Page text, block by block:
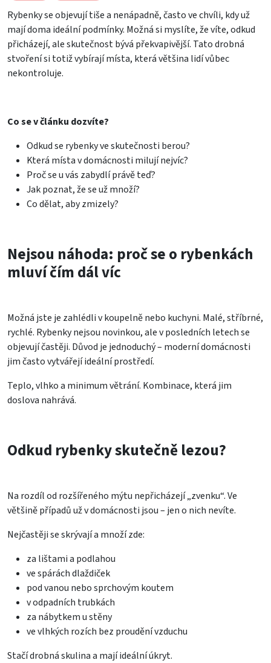
Rybenky se objevují tiše a nenápadně, často ve chvíli, kdy už
mají doma ideální podmínky. Možná si myslíte, že víte, odkud
přicházejí, ale skutečnost bývá překvapivější. Tato drobná
stvoření si totiž vybírají místa, která většina lidí vůbec
nekontroluje.
Co se v článku dozvíte?
Odkud se rybenky ve skutečnosti berou?
Která místa v domácnosti milují nejvíc?
Proč se u vás zabydlí právě teď?
Jak poznat, že se už množí?
Co dělat, aby zmizely?
Nejsou náhoda: proč se o rybenkách
mluví čím dál víc
Možná jste je zahlédli v koupelně nebo kuchyni. Malé, stříbrné,
rychlé. Rybenky nejsou novinkou, ale v posledních letech se
objevují častěji. Důvod je jednoduchý – moderní domácnosti
jim často vytvářejí ideální prostředí.
Teplo, vlhko a minimum větrání. Kombinace, která jim
doslova nahrává.
Odkud rybenky skutečně lezou?
Na rozdíl od rozšířeného mýtu nepřicházejí „zvenku“. Ve
většině případů už v domácnosti jsou – jen o nich nevíte.
Nejčastěji se skrývají a množí zde:
za lištami a podlahou
ve spárách dlaždiček
pod vanou nebo sprchovým koutem
v odpadních trubkách
za nábytkem u stěny
ve vlhkých rozích bez proudění vzduchu
Stačí drobná skulina a mají ideální úkryt.